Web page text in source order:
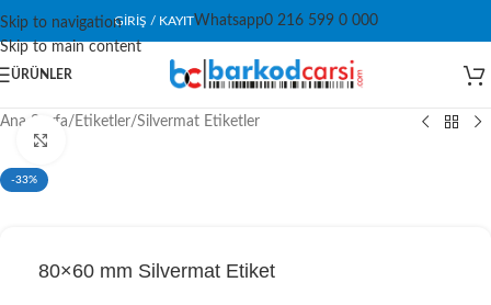
Skip to navigation
Skip to main content
GIRIŞ / KAYITWhatsapp0 216 599 0 000
ÜRÜNLER
Ana Sayfa/ Etiketler/Silvermat Etiketler
-33%
80×60 mm Silvermat Etiket